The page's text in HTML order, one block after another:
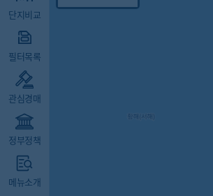
단지비교
필터목록
관심경매
정부정책
메뉴소개